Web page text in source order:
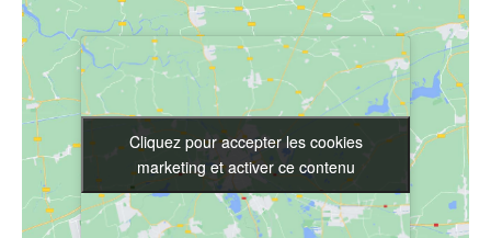
Cliquez pour accepter les cookies
marketing et activer ce contenu
Cliquez pour accepter les cookies
marketing et activer ce contenu